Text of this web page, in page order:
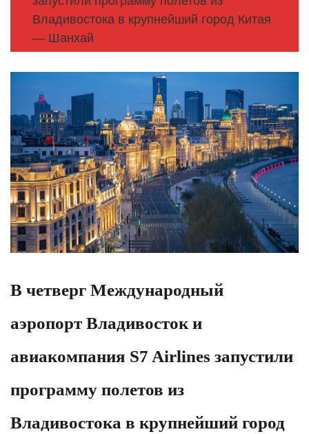
Владивостока в крупнейший город Китая
— Шанхай
В четверг Международный
аэропорт Владивосток и
авиакомпания S7 Airlines запустили
программу полетов из
Владивостока в крупнейший город